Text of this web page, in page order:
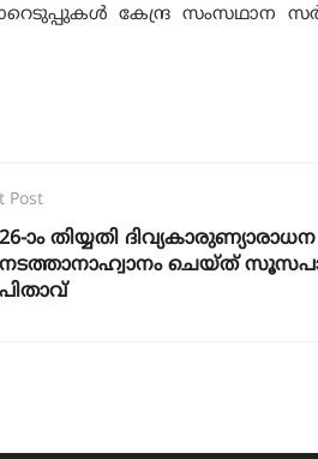
കേന്ദ്ര സംസഥാന
Post
26-ാം തിയ്യതി ദിവ്യകാരുണ്യാരാധന
നടത്താനാഹ്വാനം ചെയ്ത്
പിതാവ്